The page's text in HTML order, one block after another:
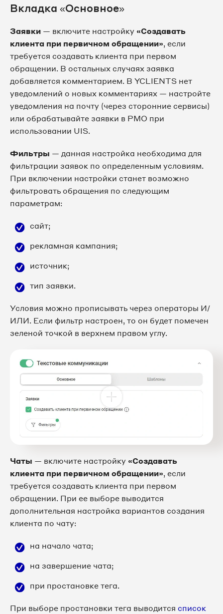
Вкладка «Основное»
Заявки — включите настройку «Создавать
клиента при первичном обращении», если
требуется создавать клиента при первом
обращении. В остальных случаях заявка
добавляется комментарием. В YCLIENTS нет
уведомлений о новых комментариях — настройте
уведомления на почту (через сторонние сервисы)
или обрабатывайте заявки в РМО при
использовании UIS.
Фильтры — данная настройка необходима для
фильтрации заявок по определенным условиям.
При включении настройки станет возможно
фильтровать обращения по следующим
параметрам:
сайт;
рекламная кампания;
источник;
тип заявки.
Условия можно прописывать через операторы И/
ИЛИ. Если фильтр настроен, то он будет помечен
зеленой точкой в верхнем правом углу.
Чаты — включите настройку «Создавать
клиента при первичном обращении», если
требуется создавать клиента при первом
обращении. При ее выборе выводится
дополнительная настройка вариантов создания
клиента по чату:
на начало чата;
на завершение чата;
при простановке тега.
При выборе простановки тега выводится список